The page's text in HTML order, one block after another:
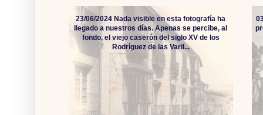
23/06/2024 Nada visible en esta fotografía ha
llegado a nuestros días. Apenas se percibe, al
fondo, el viejo caserón del siglo XV de los
Rodríguez de las Varil...